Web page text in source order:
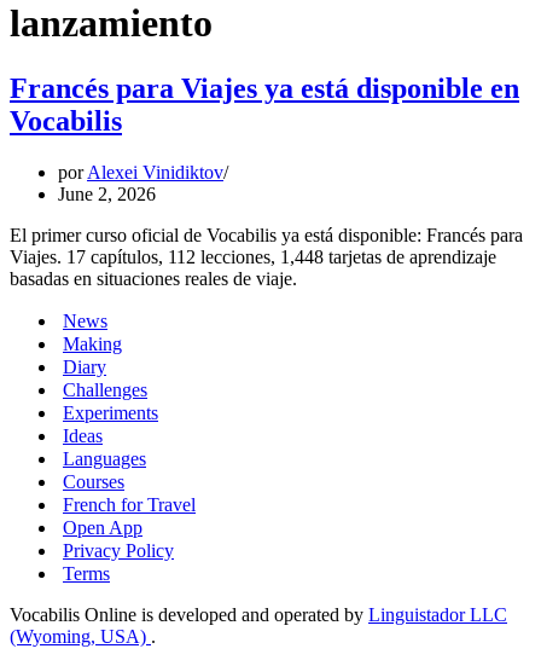
lanzamiento
Francés para Viajes ya está disponible en
Vocabilis
porAlexei Vinidiktov
June 2, 2026
El primer curso oficial de Vocabilis ya está disponible: Francés para
Viajes. 17 capítulos, 112 lecciones, 1,448 tarjetas de aprendizaje
basadas en situaciones reales de viaje.
News
Making
Diary
Challenges
Experiments
Ideas
Languages
Courses
French for Travel
Open App
Privacy Policy
Terms
Vocabilis Online is developed and operated by Linguistador LLC
(Wyoming, USA) .